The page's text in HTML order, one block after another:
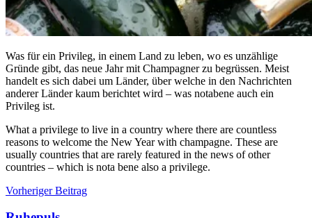
Was für ein Privileg, in einem Land zu leben, wo es unzählige
Gründe gibt, das neue Jahr mit Champagner zu begrüssen. Meist
handelt es sich dabei um Länder, über welche in den Nachrichten
anderer Länder kaum berichtet wird – was notabene auch ein
Privileg ist.
What a privilege to live in a country where there are countless
reasons to welcome the New Year with champagne. These are
usually countries that are rarely featured in the news of other
countries – which is nota bene also a privilege.
Beitragsnavigation
Vorheriger Beitrag